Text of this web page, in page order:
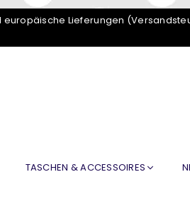
europäische Lieferungen
TASCHEN & ACCESSOIRES